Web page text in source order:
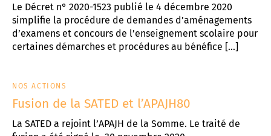
Le Décret n° 2020-1523 publié le 4 décembre 2020
simplifie la procédure de demandes d’aménagements
d’examens et concours de l’enseignement scolaire pour
certaines démarches et procédures au bénéfice […]
NOS ACTIONS
Fusion de la SATED et l’APAJH80
La SATED a rejoint l’APAJH de la Somme. Le traité de